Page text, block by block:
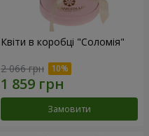
Квіти в коробці "Соломія"
2 066 грн
Замовити